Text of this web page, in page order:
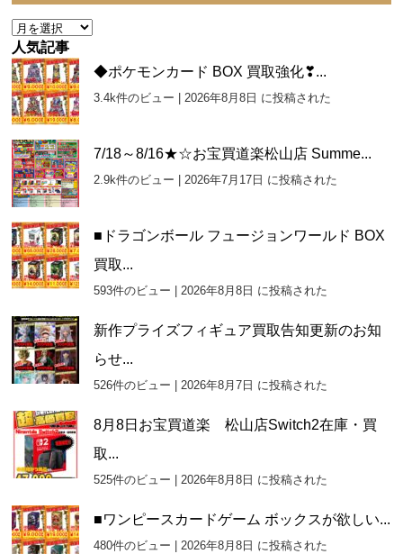
ア
ー
カ
イ
ブ
人気記事
◆ポケモンカード BOX 買取強化❣...
3.4k件のビュー |2026年8月8日 に投稿された
7/18～8/16★☆お宝買道楽松山店 Summe...
2.9k件のビュー |2026年7月17日 に投稿された
■ドラゴンボール フュージョンワールド BOX
買取...
593件のビュー |2026年8月8日 に投稿された
新作プライズフィギュア買取告知更新のお知
らせ...
526件のビュー |2026年8月7日 に投稿された
8月8日お宝買道楽 松山店Switch2在庫・買
取...
525件のビュー |2026年8月8日 に投稿された
■ワンピースカードゲーム ボックスが欲しい...
480件のビュー |2026年8月8日 に投稿された